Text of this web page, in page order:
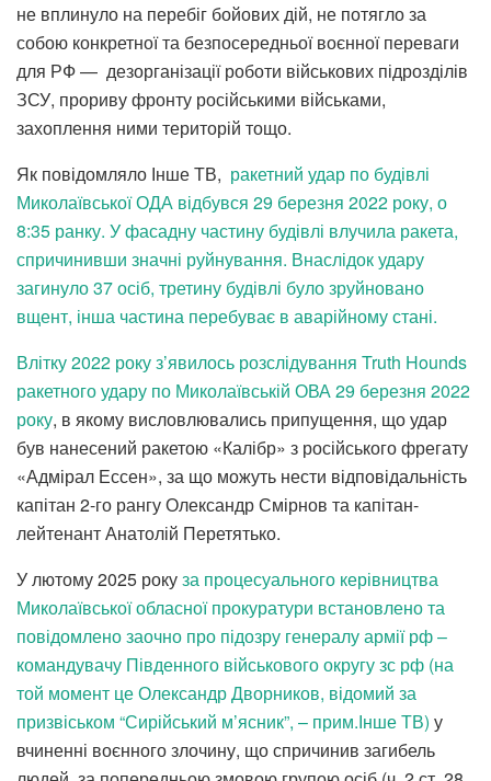
не вплинуло на перебіг бойових дій, не потягло за
собою конкретної та безпосередньої воєнної переваги
для РФ — дезорганізації роботи військових підрозділів
ЗСУ, прориву фронту російськими військами,
захоплення ними територій тощо.
Як повідомляло Інше ТВ, ракетний удар по будівлі
Миколаївської ОДА відбувся 29 березня 2022 року, о
8:35 ранку. У фасадну частину будівлі влучила ракета,
спричинивши значні руйнування. Внаслідок удару
загинуло 37 осіб, третину будівлі було зруйновано
вщент, інша частина перебуває в аварійному стані.
Влітку 2022 року з’явилось розслідування Truth Hounds
ракетного удару по Миколаївській ОВА 29 березня 2022
року, в якому висловлювались припущення, що удар
був нанесений ракетою «Калібр» з російського фрегату
«Адмірал Ессен», за що можуть нести відповідальність
капітан 2-го рангу Олександр Смірнов та капітан-
лейтенант Анатолій Перетятько.
У лютому 2025 рокуза процесуального керівництва
Миколаївської обласної прокуратури встановлено та
повідомлено заочно про підозру генералу армії рф –
командувачу Південного військового округу зс рф (на
той момент це Олександр Дворников, відомий за
призвіськом “Сирійський м’ясник”, – прим.Інше ТВ) у
вчиненні воєнного злочину, що спричинив загибель